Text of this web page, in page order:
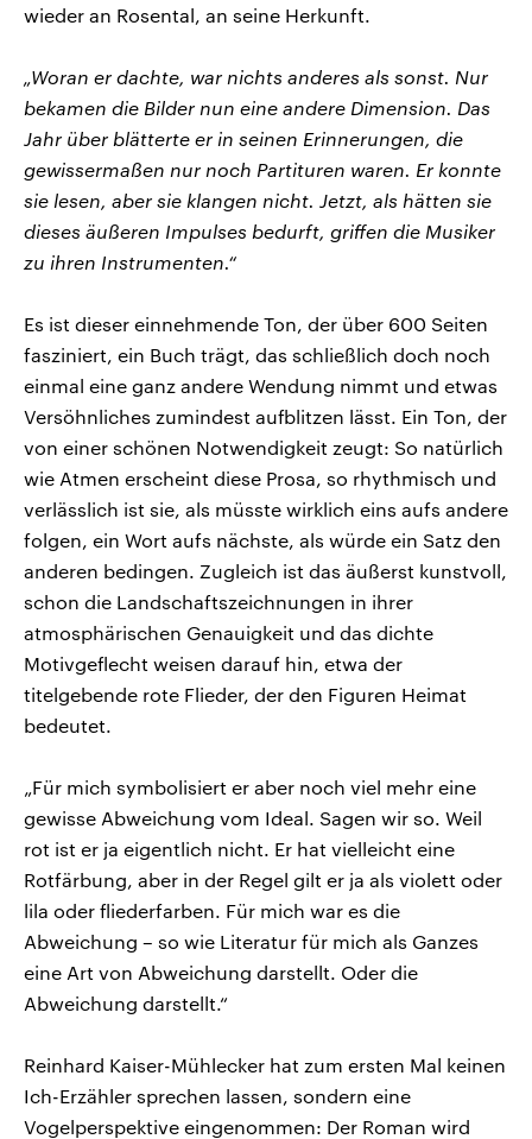
wieder an Rosental, an seine Herkunft.
„Woran er dachte, war nichts anderes als sonst. Nur
bekamen die Bilder nun eine andere Dimension. Das
Jahr über blätterte er in seinen Erinnerungen, die
gewissermaßen nur noch Partituren waren. Er konnte
sie lesen, aber sie klangen nicht. Jetzt, als hätten sie
dieses äußeren Impulses bedurft, griffen die Musiker
zu ihren Instrumenten.“
Es ist dieser einnehmende Ton, der über 600 Seiten
fasziniert, ein Buch trägt, das schließlich doch noch
einmal eine ganz andere Wendung nimmt und etwas
Versöhnliches zumindest aufblitzen lässt. Ein Ton, der
von einer schönen Notwendigkeit zeugt: So natürlich
wie Atmen erscheint diese Prosa, so rhythmisch und
verlässlich ist sie, als müsste wirklich eins aufs andere
folgen, ein Wort aufs nächste, als würde ein Satz den
anderen bedingen. Zugleich ist das äußerst kunstvoll,
schon die Landschaftszeichnungen in ihrer
atmosphärischen Genauigkeit und das dichte
Motivgeflecht weisen darauf hin, etwa der
titelgebende rote Flieder, der den Figuren Heimat
bedeutet.
„Für mich symbolisiert er aber noch viel mehr eine
gewisse Abweichung vom Ideal. Sagen wir so. Weil
rot ist er ja eigentlich nicht. Er hat vielleicht eine
Rotfärbung, aber in der Regel gilt er ja als violett oder
lila oder fliederfarben. Für mich war es die
Abweichung – so wie Literatur für mich als Ganzes
eine Art von Abweichung darstellt. Oder die
Abweichung darstellt.“
Reinhard Kaiser-Mühlecker hat zum ersten Mal keinen
Ich-Erzähler sprechen lassen, sondern eine
Vogelperspektive eingenommen: Der Roman wird